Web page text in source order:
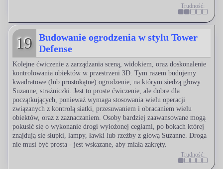
Trudność:
19
Trudność:
Budowanie ogrodzenia w stylu Tower
Defense
Kolejne ćwiczenie z zarządzania sceną, widokiem, oraz doskonalenie
kontrolowania obiektów w przestrzeni 3D. Tym razem budujemy
kwadratowe (lub prostokątne) ogrodzenie, na którym siedzą głowy
Suzanne, strażniczki. Jest to proste ćwiczenie, ale dobre dla
początkujących, ponieważ wymaga stosowania wielu operacji
związanych z kontrolą siatki, przesuwaniem i obracaniem wielu
obiektów, oraz z zaznaczaniem. Osoby bardziej zaawansowane mogą
pokusić się o wykonanie drogi wyłożonej cegłami, po bokach której
znajdują się słupki, lampy, ławki lub rzeźby z głową Suzanne. Droga
nie musi być prosta - jest wskazane, aby miała zakręty.